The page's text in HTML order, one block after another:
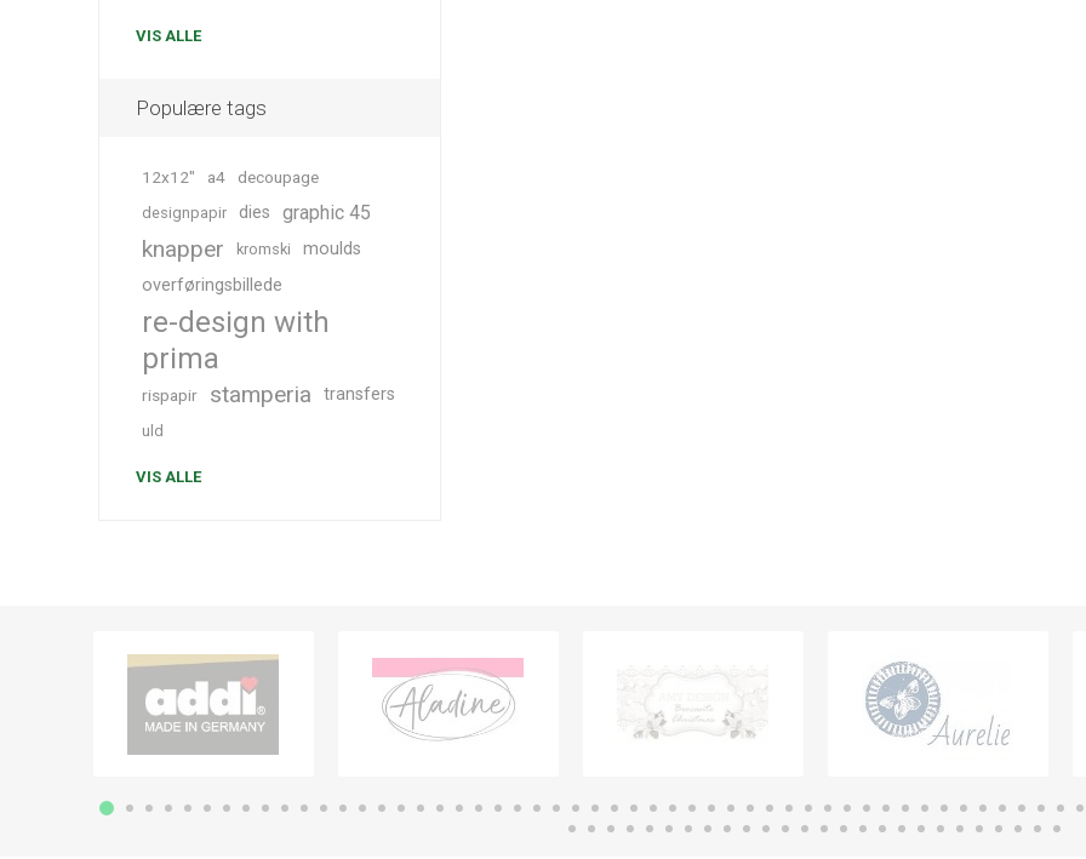
VIS ALLE
Populære tags
12x12" a4 decoupage
designpapir dies graphic 45
knapper kromski
moulds
overføringsbillede
re-design with
prima
rispapir stamperia transfers
uld
VIS ALLE